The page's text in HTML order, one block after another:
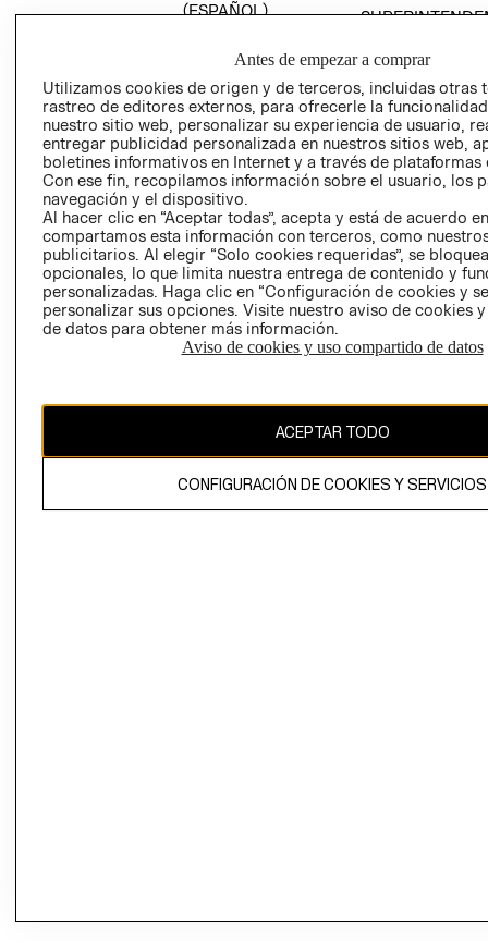
(ESPAÑOL)
TRANSPARENCIA
Y ÉTICA (INGLÉS)
COMERCIO - SIC
PETICIONES
QUEJAS Y
RECLAMOS
Colombia ($)
CAMBIAR REGIÓN
El contenido de esta página web está protegido por copyright y es
propiedad de H&M Hennes & Mauritz AB.
Antes de empezar a comprar
Utilizamos cookies de origen y de terceros, incluidas otras
rastreo de editores externos, para ofrecerle la
nuestro sitio web, personalizar su experiencia de usuario,
entregar publicidad personalizada en nuestros sitios web,
boletines informativos en Internet y a través de plataformas
Con ese fin, recopilamos información sobre el usuario, los
navegación y el dispositivo.
Al hacer clic en “Aceptar todas”, acepta y está de acuerdo
compartamos esta información con terceros, como
publicitarios. Al elegir “Solo cookies requeridas”, se
opcionales, lo que limita nuestra entrega de contenido y
personalizadas. Haga clic en “Configuración de cookies y
personalizar sus opciones. Visite nuestro aviso de cookies
de datos para obtener más información.
Aviso de cookies y uso compartido de datos
ACEPTAR TODO
CONFIGURACIÓN DE COOKIES Y SERVICIOS